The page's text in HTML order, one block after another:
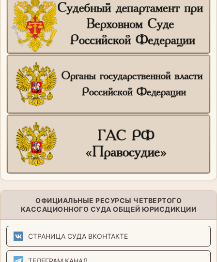
ОФИЦИАЛЬНЫЕ РЕСУРСЫ ЧЕТВЕРТОГО
КАССАЦИОННОГО СУДА ОБЩЕЙ ЮРИСДИКЦИИ
СТРАНИЦА СУДА ВКОНТАКТЕ